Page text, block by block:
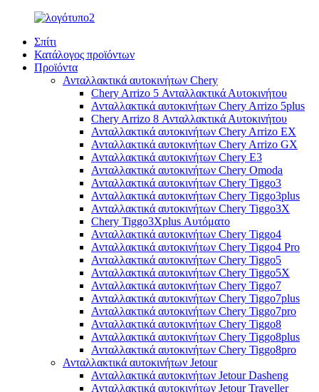
Σπίτι
Κατάλογος προϊόντων
Προϊόντα
Ανταλλακτικά αυτοκινήτων Chery
Chery Arrizo 5 Ανταλλακτικά Αυτοκινήτου
Ανταλλακτικά αυτοκινήτων Chery Arrizo 5plus
Chery Arrizo 8 Ανταλλακτικά Αυτοκινήτου
Ανταλλακτικά αυτοκινήτων Chery Arrizo EX
Ανταλλακτικά αυτοκινήτων Chery Arrizo GX
Ανταλλακτικά αυτοκινήτων Chery E3
Ανταλλακτικά αυτοκινήτων Chery Omoda
Ανταλλακτικά αυτοκινήτων Chery Tiggo3
Ανταλλακτικά αυτοκινήτων Chery Tiggo3plus
Ανταλλακτικά αυτοκινήτων Chery Tiggo3X
Chery Tiggo3Xplus Αυτόματο
Ανταλλακτικά αυτοκινήτων Chery Tiggo4
Ανταλλακτικά αυτοκινήτων Chery Tiggo4 Pro
Ανταλλακτικά αυτοκινήτων Chery Tiggo5
Ανταλλακτικά αυτοκινήτων Chery Tiggo5X
Ανταλλακτικά αυτοκινήτων Chery Tiggo7
Ανταλλακτικά αυτοκινήτων Chery Tiggo7plus
Ανταλλακτικά αυτοκινήτων Chery Tiggo7pro
Ανταλλακτικά αυτοκινήτων Chery Tiggo8
Ανταλλακτικά αυτοκινήτων Chery Tiggo8plus
Ανταλλακτικά αυτοκινήτων Chery Tiggo8pro
Ανταλλακτικά αυτοκινήτων Jetour
Ανταλλακτικά αυτοκινήτων Jetour Dasheng
Ανταλλακτικά αυτοκινήτων Jetour Traveller